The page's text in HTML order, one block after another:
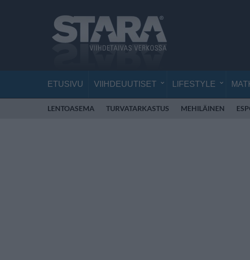
ETUSIVU VIIHDEUUTISET LIFESTYLE
LENTOASEMA TURVATARKASTUS MEHILÄINEN